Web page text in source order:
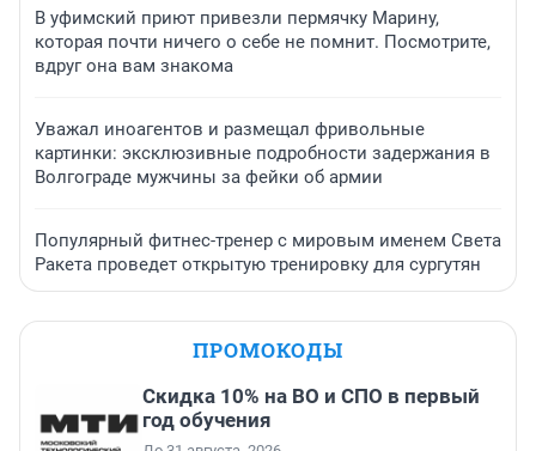
В уфимский приют привезли пермячку Марину,
которая почти ничего о себе не помнит. Посмотрите,
вдруг она вам знакома
Уважал иноагентов и размещал фривольные
картинки: эксклюзивные подробности задержания в
Волгограде мужчины за фейки об армии
Популярный фитнес-тренер с мировым именем Света
Ракета проведет открытую тренировку для сургутян
ПРОМОКОДЫ
Скидка 10% на ВО и СПО в первый
год обучения